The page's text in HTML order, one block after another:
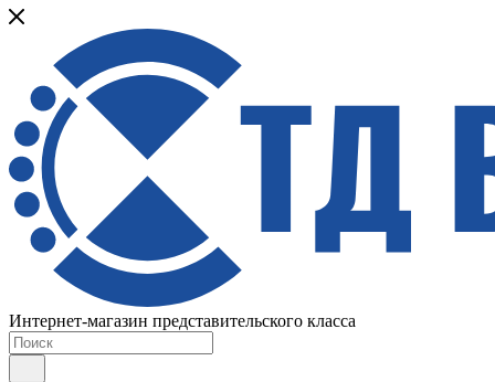
Интернет-магазин представительского класса